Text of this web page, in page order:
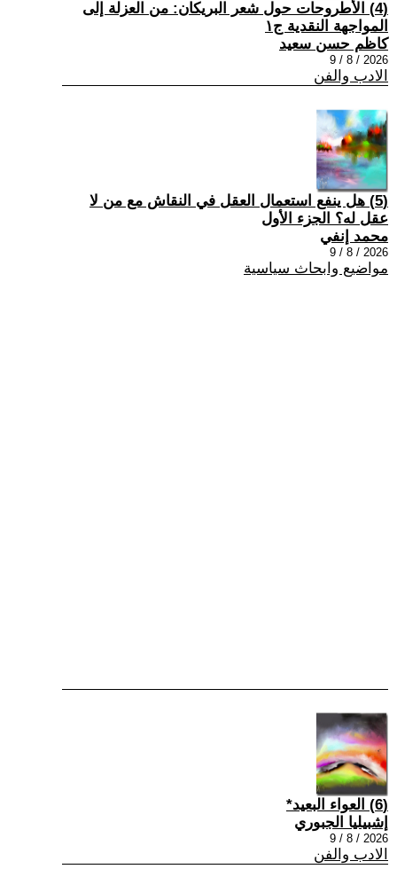
(4) الأطروحات حول شعر البريكان: من العزلة إلى
المواجهة النقدية ج١
كاظم حسن سعيد
2026 / 8 / 9
الادب والفن
(5) هل ينفع استعمال العقل في النقاش مع من لا
عقل له؟ الجزء الأول
محمد إنفي
2026 / 8 / 9
مواضيع وابحاث سياسية
(6) العواء البعيد*
إشبيليا الجبوري
2026 / 8 / 9
الادب والفن